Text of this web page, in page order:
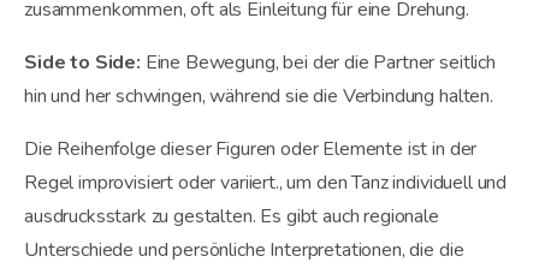
zusammenkommen, oft als Einleitung für eine Drehung.
Side to Side: Eine Bewegung, bei der die Partner seitlich
hin und her schwingen, während sie die Verbindung halten.
Die Reihenfolge dieser Figuren oder Elemente ist in der
Regel improvisiert oder variiert., um den Tanz individuell und
ausdrucksstark zu gestalten. Es gibt auch regionale
Unterschiede und persönliche Interpretationen, die die